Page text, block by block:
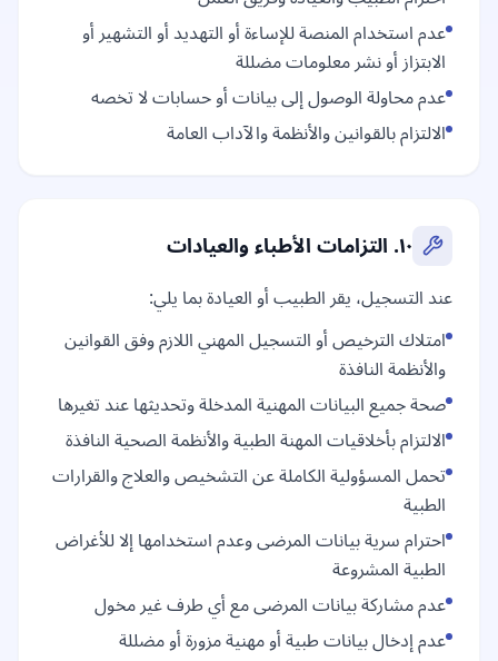
عدم استخدام المنصة للإساءة أو التهديد أو التشهير أو
الابتزاز أو نشر معلومات مضللة
عدم محاولة الوصول إلى بيانات أو حسابات لا تخصه
الالتزام بالقوانين والأنظمة والآداب العامة
١٠. التزامات الأطباء والعيادات
عند التسجيل، يقر الطبيب أو العيادة بما يلي:
امتلاك الترخيص أو التسجيل المهني اللازم وفق القوانين
والأنظمة النافذة
صحة جميع البيانات المهنية المدخلة وتحديثها عند تغيرها
الالتزام بأخلاقيات المهنة الطبية والأنظمة الصحية النافذة
تحمل المسؤولية الكاملة عن التشخيص والعلاج والقرارات
الطبية
احترام سرية بيانات المرضى وعدم استخدامها إلا للأغراض
الطبية المشروعة
عدم مشاركة بيانات المرضى مع أي طرف غير مخول
عدم إدخال بيانات طبية أو مهنية مزورة أو مضللة